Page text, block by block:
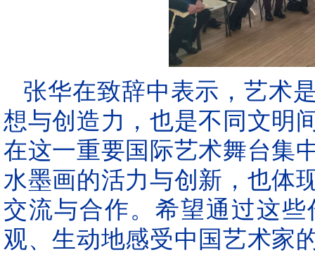
张华在致辞中表示，艺术
想与创造力，也是不同文明
在这一重要国际艺术舞台集
水墨画的活力与创新，也体
交流与合作。希望通过这
观、生动地感受中国艺术家